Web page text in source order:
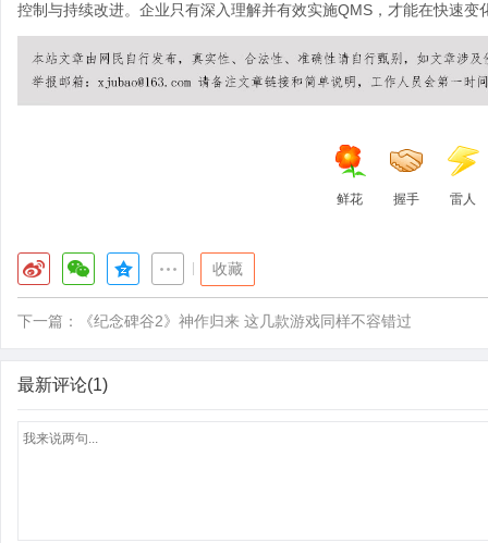
控制与持续改进。企业只有深入理解并有效实施QMS，才能在快速
鲜花 握手 雷人
收藏
下一篇： 《纪念碑谷2》神作归来 这几款游戏同样不容错过
最新评论(1)